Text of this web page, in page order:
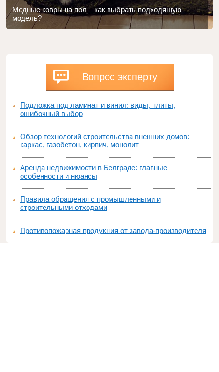
Модные ковры на пол – как выбрать подходящую
модель?
Вопрос эксперту
Подложка под ламинат и винил: виды, плиты,
ошибочный выбор
Обзор технологий строительства внешних домов:
каркас, газобетон, кирпич, монолит
Аренда недвижимости в Белграде: главные
особенности и нюансы
Правила обращения с промышленными и
строительными отходами
Противопожарная продукция от завода-производителя